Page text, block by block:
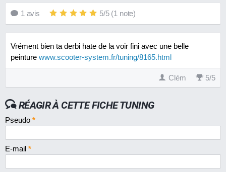
1 avis 5/5(1 note)
Vrément bien ta derbi hate de la voir fini avec une belle
peinture www.scooter-system.fr/tuning/8165.html
Clém 5/5
RÉAGIR À CETTE FICHE TUNING
Pseudo *
E-mail *